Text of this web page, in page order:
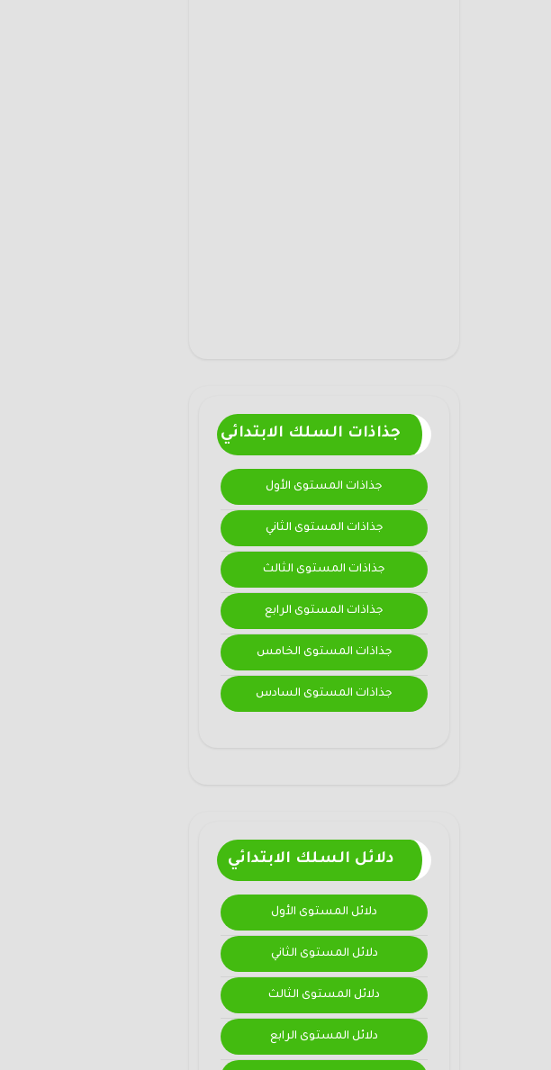
جذاذات السلك الابتدائي
جذاذات المستوى الأول
جذاذات المستوى الثاني
جذاذات المستوى الثالث
جذاذات المستوى الرابع
جذاذات المستوى الخامس
جذاذات المستوى السادس
دلائل السلك الابتدائي
دلائل المستوى الأول
دلائل المستوى الثاني
دلائل المستوى الثالث
دلائل المستوى الرابع